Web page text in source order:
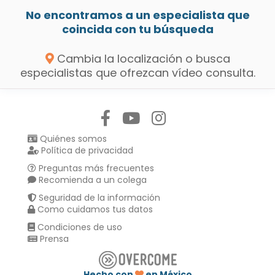
No encontramos a un especialista que
coincida con tu búsqueda
Cambia la localización o busca
especialistas que ofrezcan vídeo consulta.
Quiénes somos
Política de privacidad
Preguntas más frecuentes
Recomienda a un colega
Seguridad de la información
Como cuidamos tus datos
Condiciones de uso
Prensa